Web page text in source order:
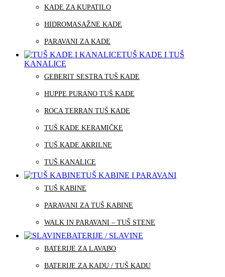
KADE ZA KUPATILO
HIDROMASAŽNE KADE
PARAVANI ZA KADE
TUŠ KADE I TUŠ
KANALICE
GEBERIT SESTRA TUŠ KADE
HUPPE PURANO TUŠ KADE
ROCA TERRAN TUŠ KADE
TUŠ KADE KERAMIČKE
TUŠ KADE AKRILNE
TUŠ KANALICE
TUŠ KABINE I PARAVANI
TUŠ KABINE
PARAVANI ZA TUŠ KABINE
WALK IN PARAVANI – TUŠ STENE
BATERIJE / SLAVINE
BATERIJE ZA LAVABO
BATERIJE ZA KADU / TUŠ KADU